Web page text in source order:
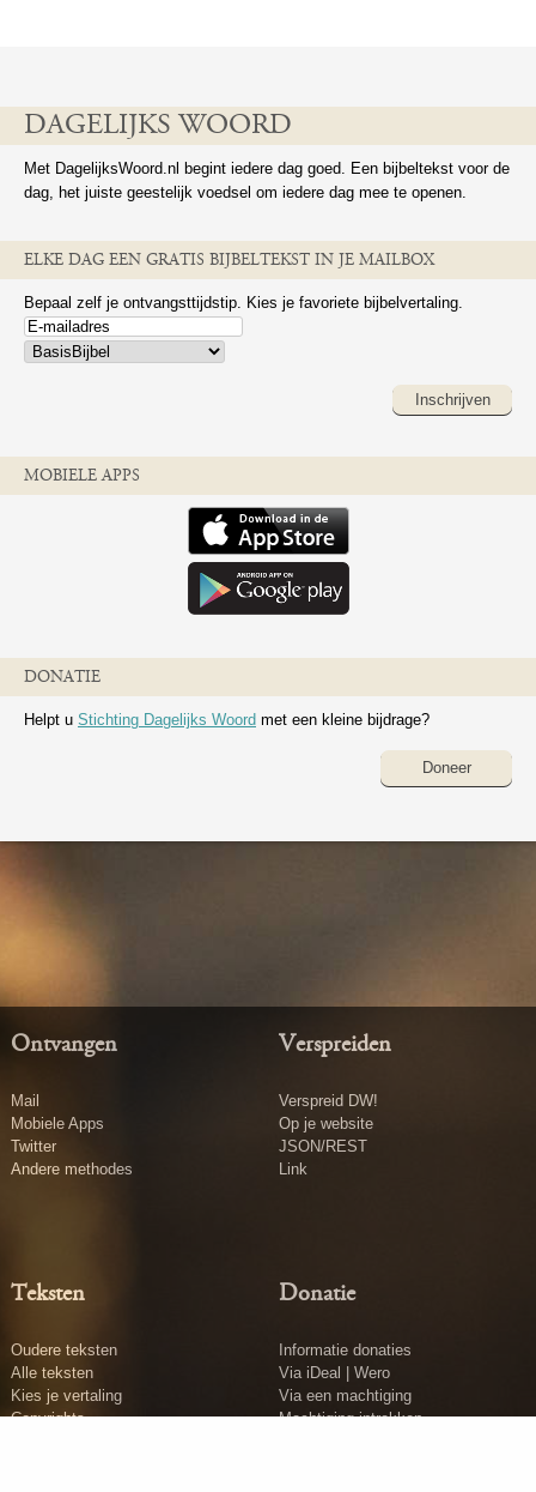
DAGELIJKS WOORD
Met DagelijksWoord.nl begint iedere dag goed. Een bijbeltekst voor de
dag, het juiste geestelijk voedsel om iedere dag mee te openen.
ELKE DAG EEN GRATIS BIJBELTEKST IN JE MAILBOX
Bepaal zelf je ontvangsttijdstip. Kies je favoriete bijbelvertaling.
Inschrijven
MOBIELE APPS
DONATIE
Helpt u Stichting Dagelijks Woord met een kleine bijdrage?
Doneer
Ontvangen
Mail
Mobiele Apps
Twitter
Andere methodes
Verspreiden
Verspreid DW!
Op je website
JSON/REST
Link
Teksten
Oudere teksten
Alle teksten
Kies je vertaling
Copyrights
Donatie
Informatie donaties
Via iDeal | Wero
Via een machtiging
Machtiging intrekken